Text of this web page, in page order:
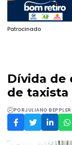
Patrocinado
Dívida de
de taxista
PORJULIANO